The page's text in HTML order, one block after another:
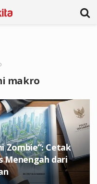
makro
Zombie”: Cetak
Menengah dari